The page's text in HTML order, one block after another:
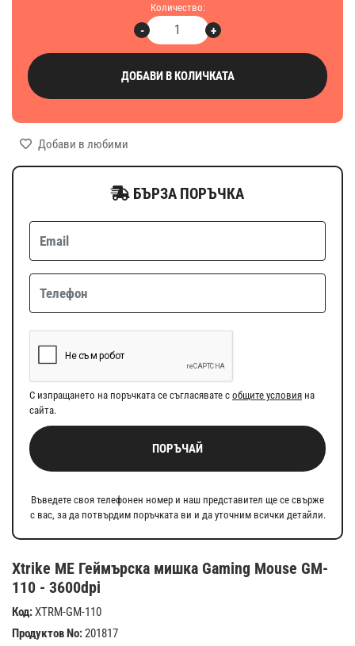
Xtrike ME Геймърска мишка Gaming Mouse GM-
110 - 3600dpi
Код:XTRM-GM-110
Продуктов No:201817
Количество:
+
-
ДОБАВИ В КОЛИЧКАТА
Добави в любими
БЪРЗА ПОРЪЧКА
С изпращането на поръчката се съгласявате с общите условия на
сайта.
ПОРЪЧАЙ
Въведете своя телефонен номер и наш представител ще се свърже
с вас, за да потвърдим поръчката ви и да уточним всички детайли.